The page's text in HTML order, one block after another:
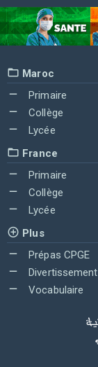
Maroc
Primaire
Collège
Lycée
France
Primaire
Collège
Lycée
Plus
Prépas CPGE
Divertissement
Vocabulaire